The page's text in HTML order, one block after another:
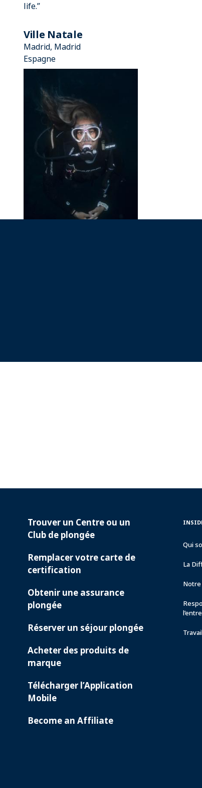
life.”
Ville Natale
Madrid, Madrid
Espagne
PADI
SERVICES
Trouver un Centre ou un
Club de plongée
Remplacer votre carte de
certification
Obtenir une assurance
plongée
Réserver un séjour plongée
Acheter des produits de
marque
Télécharger l’Application
Mobile
Become an Affiliate
INSIDE
Qui
La